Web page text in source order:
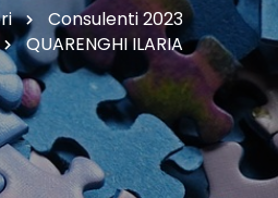
Consulenti 2023
QUARENGHI ILARIA